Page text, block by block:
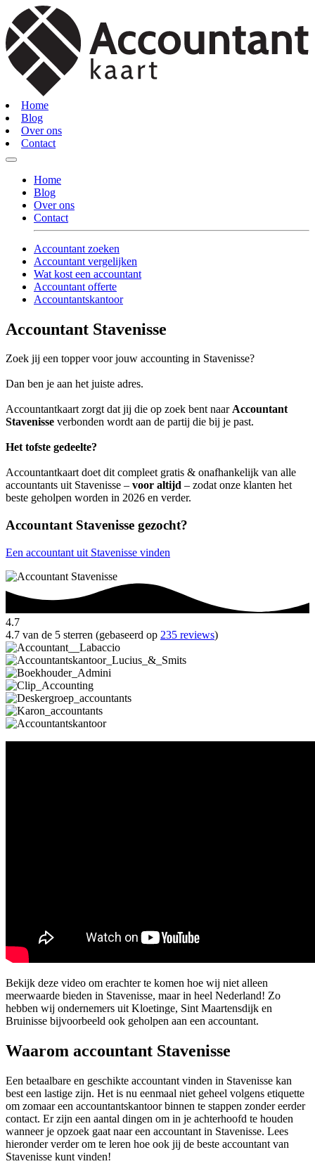
Home
Blog
Over ons
Contact
Home
Blog
Over ons
Contact
Accountant zoeken
Accountant vergelijken
Wat kost een accountant
Accountant offerte
Accountantskantoor
Accountant Stavenisse
Zoek jij een topper voor jouw accounting in Stavenisse?
Dan ben je aan het juiste adres.
Accountantkaart zorgt dat jij die op zoek bent naarAccountant
Stavenisse verbonden wordt aan de partij die bij je past.
Het tofste gedeelte?
Accountantkaart doet dit compleet gratis & onafhankelijk van alle
accountants uit Stavenisse – voor altijd – zodat onze klanten het
beste geholpen worden in 2026 en verder.
Accountant Stavenisse gezocht?
Een accountant uit Stavenisse vinden
4.7
4.7 van de 5 sterren (gebaseerd op 235 reviews)
Bekijk deze video om erachter te komen hoe wij niet alleen
meerwaarde bieden in Stavenisse, maar in heel Nederland! Zo
hebben wij ondernemers uit Kloetinge, Sint Maartensdijk en
Bruinisse bijvoorbeeld ook geholpen aan een accountant.
Waarom accountant Stavenisse
Een betaalbare en geschikte accountant vinden in Stavenisse kan
best een lastige zijn. Het is nu eenmaal niet geheel volgens etiquette
om zomaar een accountantskantoor binnen te stappen zonder eerder
contact. Er zijn een aantal dingen om in je achterhoofd te houden
wanneer je opzoek gaat naar een accountant in Stavenisse. Lees
hieronder verder om te leren hoe ook jij de beste accountant van
Stavenisse kunt vinden!